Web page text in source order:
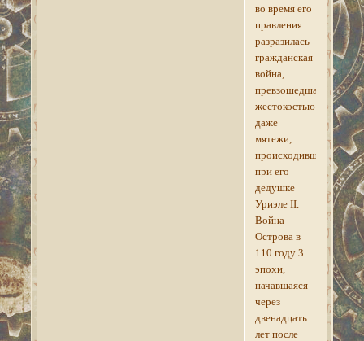
во время его
правления
разразилась
гражданская
война,
превзошедшая
жестокостью
даже
мятежи,
происходившие
при его
дедушке
Уриэле II.
Война
Острова в
110 году 3
эпохи,
начавшаяся
через
двенадцать
лет после